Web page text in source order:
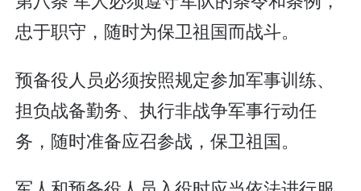
忠于职守，随时为保卫祖国而战斗。
预备役人员必须按照规定参加军事训练、
担负战备勤务、执行非战争军事行动任
务，随时准备应召参战，保卫祖国。